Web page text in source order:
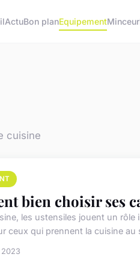
ActuBon planEquipementMinceur
cuisine
bien choisir ses
les ustensiles jouent un
ceux qui prennent la cuisine